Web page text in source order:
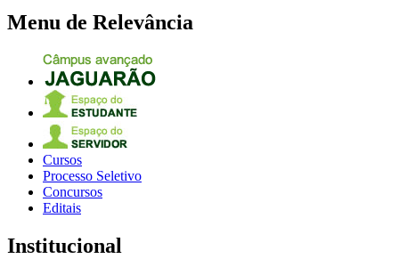
Menu de Relevância
Cursos
Processo Seletivo
Concursos
Editais
Institucional